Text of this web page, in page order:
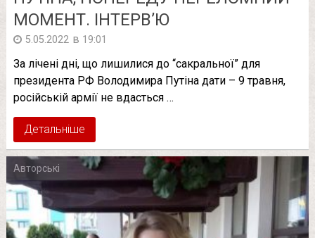
МОМЕНТ. ІНТЕРВ’Ю
5.05.2022 в 19:01
За лічені дні, що лишилися до “сакральної” для
президента РФ Володимира Путіна дати – 9 травня,
російській армії не вдасться …
Детальніше
Авторські